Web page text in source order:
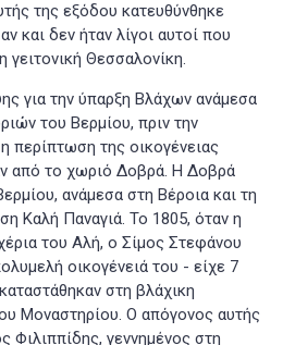
της εξόδου κατευθύνθηκε
και δεν ήταν λίγοι αυτοί που
γειτονική Θεσσαλονίκη.
για την ύπαρξη Βλάχων ανάμεσα
του Βερμίου, πριν την
περίπτωση της οικογένειας
από το χωριό Δοβρά. Η Δοβρά
ανάμεσα στη Βέροια και τη
Καλή Παναγιά. Το 1805, όταν η
του Αλή, ο Σίμος Στεφάνου
οικογένειά του - είχε 7
στη βλάχικη
Μοναστηρίου. Ο απόγονος αυτής
Φιλιππίδης, γεννημένος στη